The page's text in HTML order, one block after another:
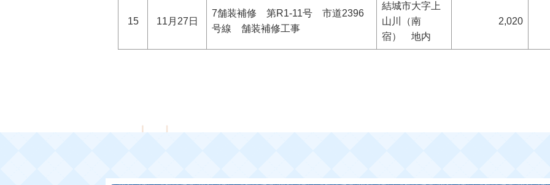
15 11月27日
7舗装補修 第R1-11号 市道2396
号線 舗装補修工事
結城市大字上
山川（南
宿） 地内
2,020